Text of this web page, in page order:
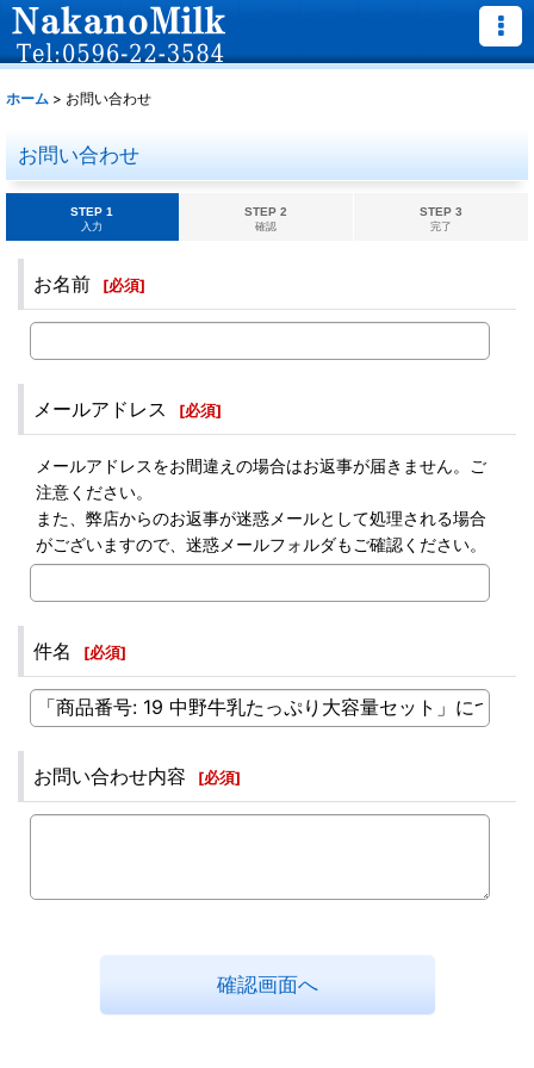
ホーム > お問い合わせ
お問い合わせ
STEP 1
入力
STEP 2
確認
STEP 3
完了
お名前 [必須]
メールアドレス [必須]
メールアドレスをお間違えの場合はお返事が届きません。ご
注意ください。
また、弊店からのお返事が迷惑メールとして処理される場合
がございますので、迷惑メールフォルダもご確認ください。
件名 [必須]
お問い合わせ内容 [必須]
確認画面へ